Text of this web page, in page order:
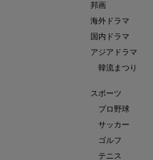
邦画
海外ドラマ
国内ドラマ
アジアドラマ
韓流まつり
スポーツ
プロ野球
サッカー
ゴルフ
テニス